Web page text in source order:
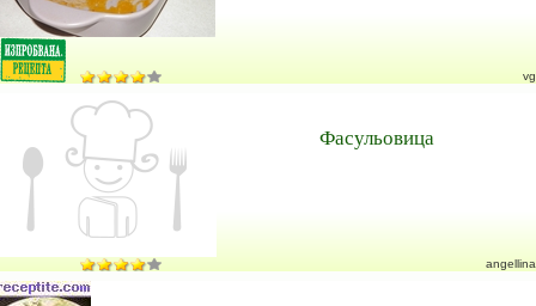
vg
Фасульовица
angellina